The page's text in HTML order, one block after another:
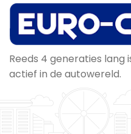
Reeds 4 generaties lang
actief in de autowereld.